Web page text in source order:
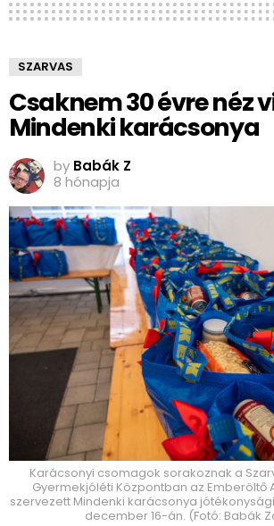
SZARVAS
Csaknem 30 évre néz
Mindenki karácsonya
by Babák Z
8 hónapja
Karácsonyi csomagok sorakoznak a
Gyermekjóléti Központban az Emberöltő
szervezett Mindenki karácsonya
december 16-án. (Fotó: Babák